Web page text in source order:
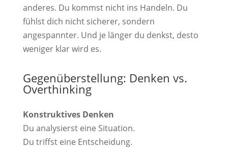
anderes. Du kommst nicht ins Handeln. Du
fühlst dich nicht sicherer, sondern
angespannter. Und je länger du denkst, desto
weniger klar wird es.
Gegenüberstellung: Denken vs.
Overthinking
Konstruktives Denken
Du analysierst eine Situation.
Du triffst eine Entscheidung.